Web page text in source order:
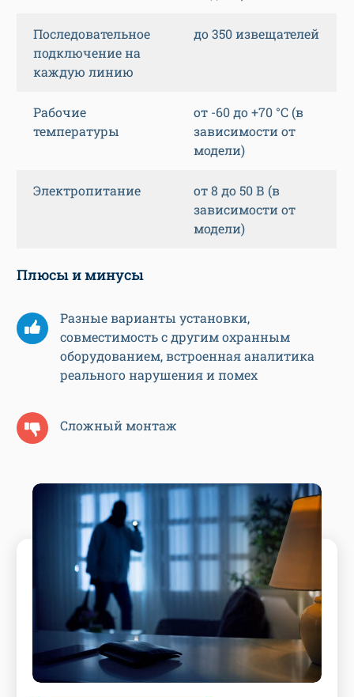
Последовательное
подключение на
каждую линию
до 350 извещателей
Рабочие
температуры
от -60 до +70 °C (в
зависимости от
модели)
Электропитание
от 8 до 50 В (в
зависимости от
модели)
Плюсы и минусы
Разные варианты установки,
совместимость с другим охранным
оборудованием, встроенная аналитика
реального нарушения и помех
Сложный монтаж